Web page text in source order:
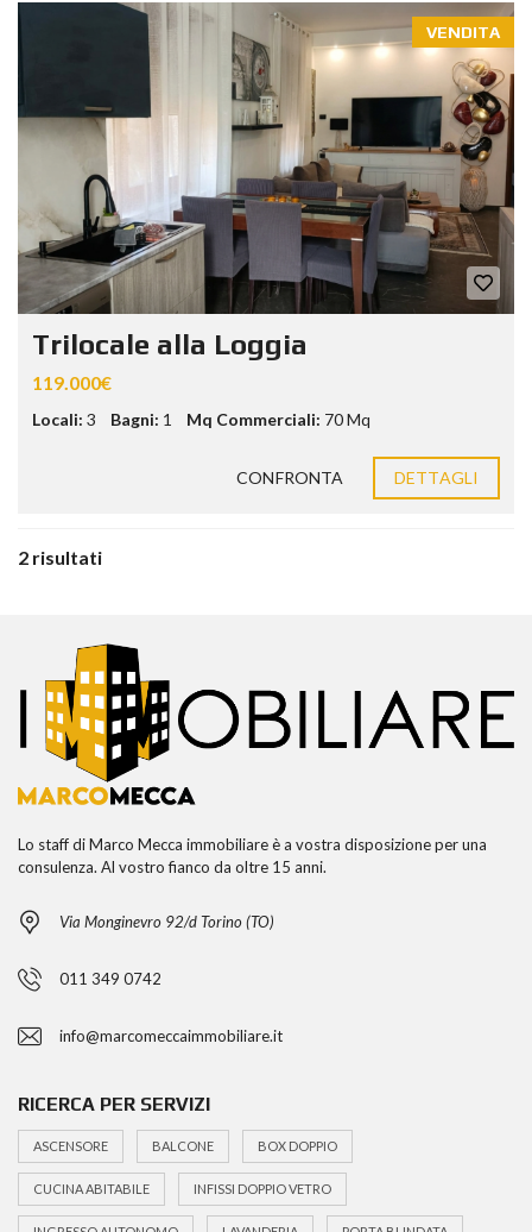
VENDITA
Trilocale alla Loggia
119.000€
Locali: 3 Bagni: 1 Mq Commerciali: 70 Mq
CONFRONTA DETTAGLI
2 risultati
Lo staff di Marco Mecca immobiliare è a vostra disposizione per una
consulenza. Al vostro fianco da oltre 15 anni.
Via Monginevro 92/d Torino (TO)
011 349 0742
info@marcomeccaimmobiliare.it
RICERCA PER SERVIZI
ASCENSORE BALCONE BOX DOPPIO
CUCINA ABITABILE INFISSI DOPPIO VETRO